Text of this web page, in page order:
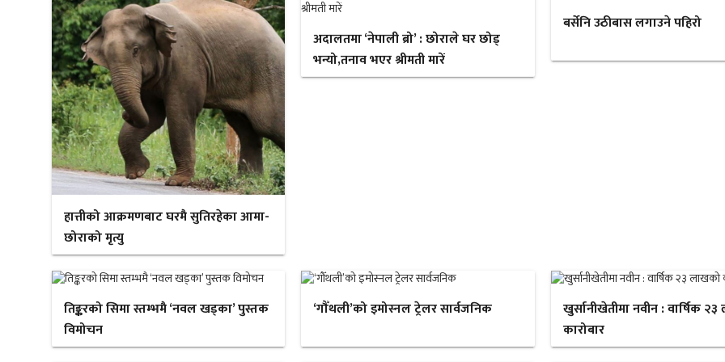
हात्तीको आक्रमणबाट घरमै सुतिरहेका आमा-
छोराको मृत्यु
अदालतमा ‘नेपाली ब्रो’ : छोराले घर छोड्
भन्यो,तनाव भएर श्रीमती मारें
बर्सेनि उठीबास लगाउने पहिरो
तिङ्करको सिमा स्तम्भमै ‘नवल खड्का’ पुस्तक
विमोचन
‘गौँथली’को इमोस्नल ट्रेलर सार्वजनिक
खुर्सानीखेतीमा नवीन : वार्षिक
कारोबार